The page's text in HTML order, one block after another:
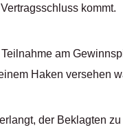
kommt.
am
Haken versehen
der Beklagten